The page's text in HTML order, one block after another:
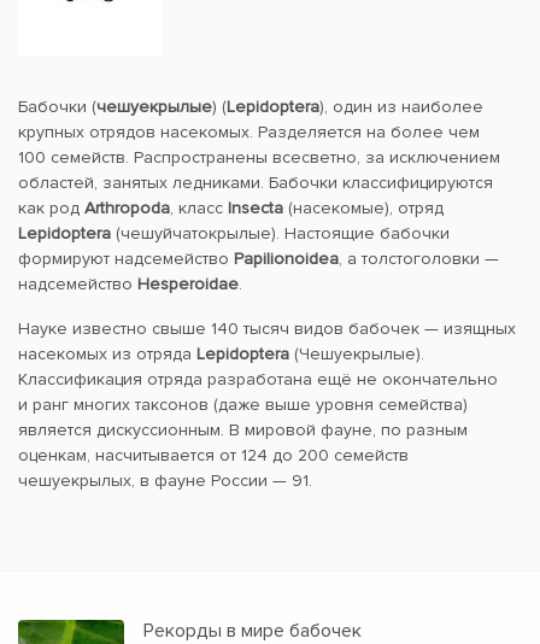
Бабочки (чешуекрылые) (Lepidoptera), один из наиболее
крупных отрядов насекомых. Разделяется на более чем
100 семейств. Распространены всесветно, за исключением
областей, занятых ледниками. Бабочки классифицируются
как род Arthropoda, класс Insecta (насекомые), отряд
Lepidoptera (чешуйчатокрылые). Настоящие бабочки
формируют надсемейство Papilionoidea, а толстоголовки —
надсемейство Hesperoidae.
Науке известно свыше 140 тысяч видов бабочек — изящных
насекомых из отряда Lepidoptera (Чешуекрылые).
Классификация отряда разработана ещё не окончательно
и ранг многих таксонов (даже выше уровня семейства)
является дискуссионным. В мировой фауне, по разным
оценкам, насчитывается от 124 до 200 семейств
чешуекрылых, в фауне России — 91.
Рекорды в мире бабочек